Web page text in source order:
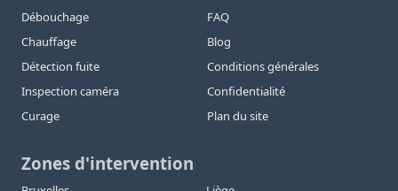
Débouchage
Chauffage
Détection fuite
Inspection caméra
Curage
FAQ
Blog
Conditions générales
Confidentialité
Plan du site
Zones d'intervention